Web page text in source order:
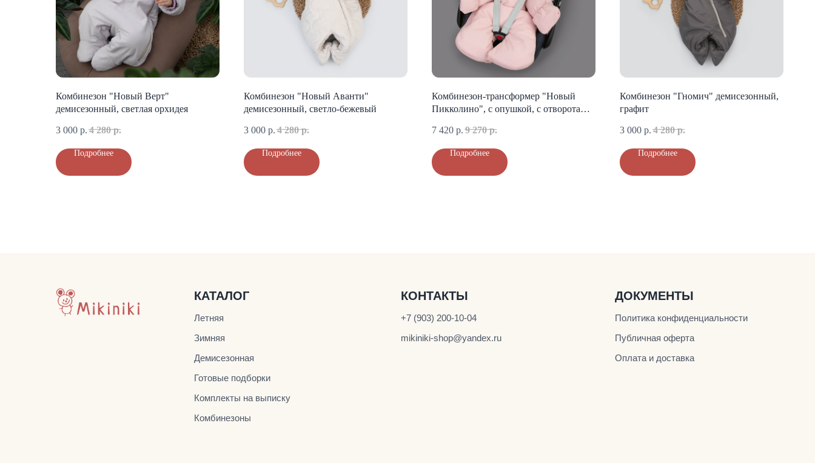
Комбинезон "Новый Верт"
демисезонный, светлая орхидея
3 000 р. 4 280 р.
Подробнее
Комбинезон "Новый Аванти"
демисезонный, светло-бежевый
3 000 р. 4 280 р.
Подробнее
Комбинезон-трансформер "Новый
Пикколино", с опушкой, с отворотами,
7 420 р. 9 270 р.
Подробнее
Комбинезон "Гномич" демисезонный,
графит
3 000 р. 4 280 р.
Подробнее
Летняя
Зимняя
Демисезонная
Готовые подборки
Комплекты на выписку
Комбинезоны
КАТАЛОГ
+7 (903) 200-10-04
mikiniki-shop@yandex.ru
КОНТАКТЫ
Политика конфиденциальности
Публичная оферта
Оплата и доставка
ДОКУМЕНТЫ